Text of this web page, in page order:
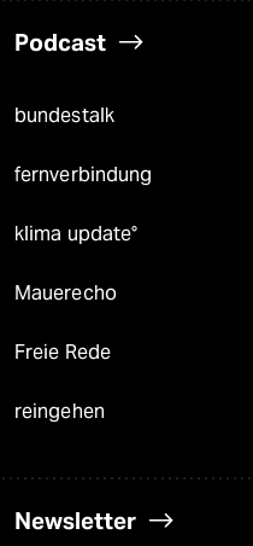
Podcast
bundestalk
fernverbindung
klima update°
Mauerecho
Freie Rede
reingehen
Newsletter